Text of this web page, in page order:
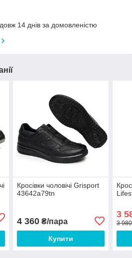
14 днів за домовленістю
Кросівки чоловічі Grisport
43642a79tn
4 360₴/пара
Купити
3
3